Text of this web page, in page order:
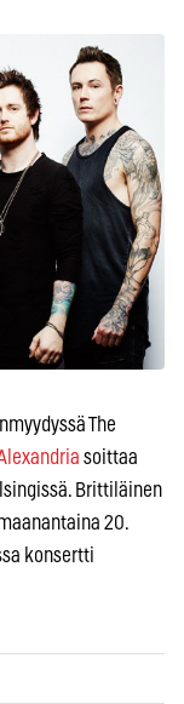
The
soittaa
Brittiläinen
20.
konsertti